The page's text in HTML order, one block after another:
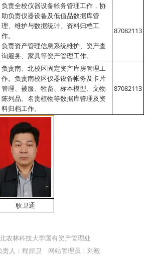
负责全校仪器设备帐务管理工作，协
助负责仪器设备及低值品数据库管
理、维护与数据统计、资料归档工
作。
负责资产管理信息系统维护、资产查
询服务、家具等资产管理工作。
87082113
负责南、北校区固定资产库房管理工
作。 负责南校区仪器设备帐务及卡片
管理、被服、牲畜、标本模型、文物
陈列品、名贵植物等数据库管理及资
料归档工作。
87082113
耿卫通
农林科技大学国有资产管理处
责人：程捍卫 网站管理员：刘毅